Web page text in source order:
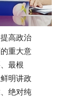
高政治
重大意
最根
明讲政
绝对纯